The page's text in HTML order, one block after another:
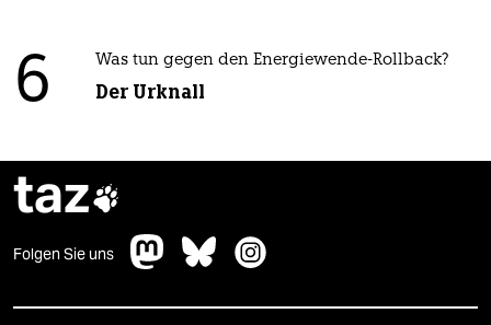
6 Was tun gegen den Energiewende-Rollback?
Der Urknall
taz
Folgen Sie uns